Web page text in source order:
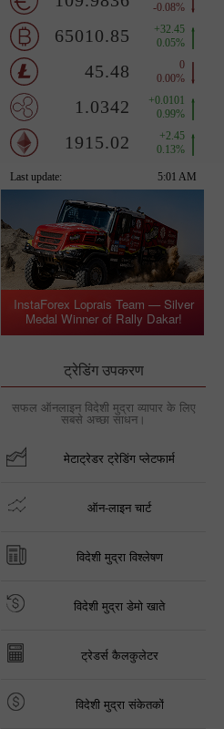
InstaForex Loprais Team — Silver
Medal Winner of Rally Dakar!
ट्रेडिंग उपकरण
सफल ऑनलाइन विदेशी मुद्रा व्यापार के लिए
सबसे अच्छा साधन।
मेटाट्रेडर ट्रेडिंग प्लेटफार्म
ऑन-लाइन चार्ट
विदेशी मुद्रा विश्लेषण
विदेशी मुद्रा डेमो खाते
ट्रेडर्स कैलकुलेटर
विदेशी मुद्रा संकेतकों